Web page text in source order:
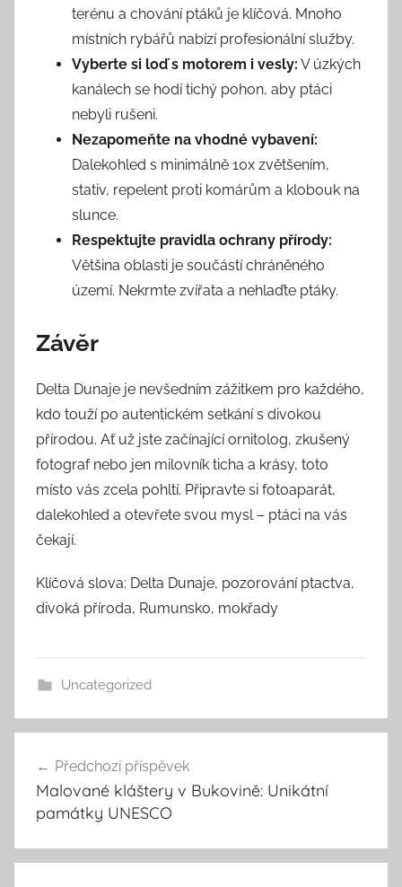
terénu a chování ptáků je klíčová. Mnoho
místních rybářů nabízí profesionální služby.
Vyberte si loď s motorem i vesly: V úzkých
kanálech se hodí tichý pohon, aby ptáci
nebyli rušeni.
Nezapomeňte na vhodné vybavení:
Dalekohled s minimálně 10x zvětšením,
stativ, repelent proti komárům a klobouk na
slunce.
Respektujte pravidla ochrany přírody:
Většina oblasti je součástí chráněného
území. Nekrmte zvířata a nehlaďte ptáky.
Závěr
Delta Dunaje je nevšedním zážitkem pro každého,
kdo touží po autentickém setkání s divokou
přírodou. Ať už jste začínající ornitolog, zkušený
fotograf nebo jen milovník ticha a krásy, toto
místo vás zcela pohltí. Připravte si fotoaparát,
dalekohled a otevřete svou mysl – ptáci na vás
čekají.
Klíčová slova: Delta Dunaje, pozorování ptactva,
divoká příroda, Rumunsko, mokřady
Uncategorized
pro
příspěvek
Předchozí příspěvek
Malované kláštery v Bukovině: Unikátní
památky UNESCO